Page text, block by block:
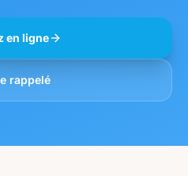
en ligne
rappelé